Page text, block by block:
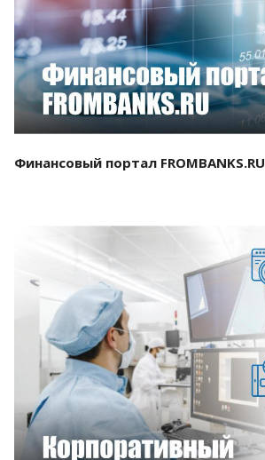
Смотреть проект
Финансовый портал FROMBANKS.RU
Смотреть проект